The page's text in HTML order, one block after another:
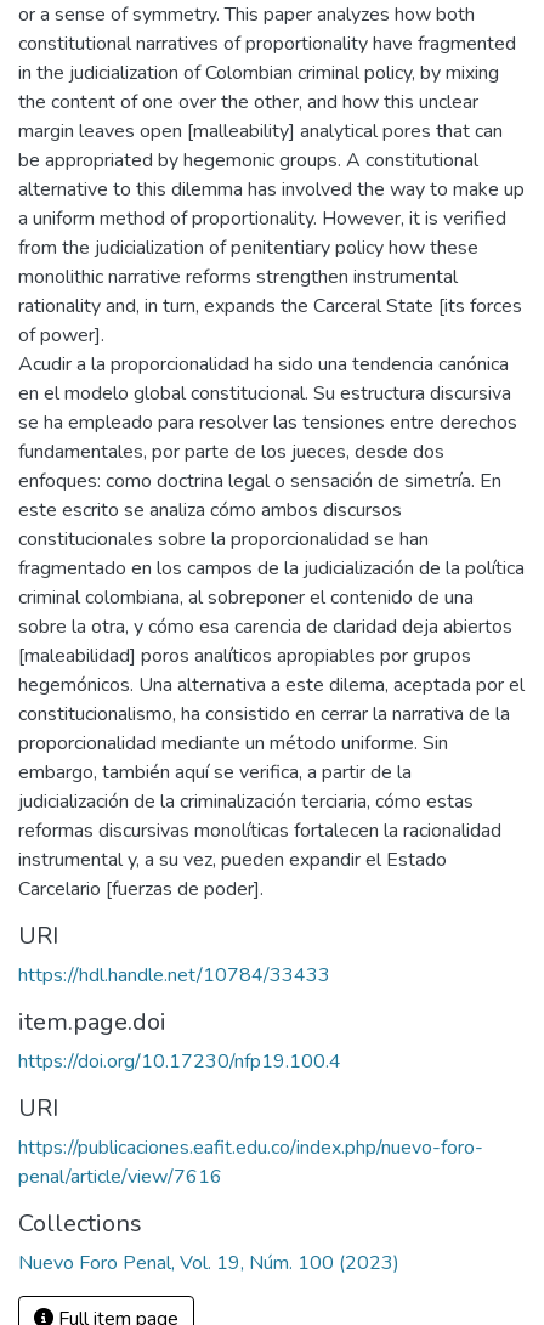
or a sense of symmetry. This paper analyzes how both
constitutional narratives of proportionality have fragmented
in the judicialization of Colombian criminal policy, by mixing
the content of one over the other, and how this unclear
margin leaves open [malleability] analytical pores that can
be appropriated by hegemonic groups. A constitutional
alternative to this dilemma has involved the way to make up
a uniform method of proportionality. However, it is verified
from the judicialization of penitentiary policy how these
monolithic narrative reforms strengthen instrumental
rationality and, in turn, expands the Carceral State [its forces
of power].
Acudir a la proporcionalidad ha sido una tendencia canónica
en el modelo global constitucional. Su estructura discursiva
se ha empleado para resolver las tensiones entre derechos
fundamentales, por parte de los jueces, desde dos
enfoques: como doctrina legal o sensación de simetría. En
este escrito se analiza cómo ambos discursos
constitucionales sobre la proporcionalidad se han
fragmentado en los campos de la judicialización de la política
criminal colombiana, al sobreponer el contenido de una
sobre la otra, y cómo esa carencia de claridad deja abiertos
[maleabilidad] poros analíticos apropiables por grupos
hegemónicos. Una alternativa a este dilema, aceptada por el
constitucionalismo, ha consistido en cerrar la narrativa de la
proporcionalidad mediante un método uniforme. Sin
embargo, también aquí se verifica, a partir de la
judicialización de la criminalización terciaria, cómo estas
reformas discursivas monolíticas fortalecen la racionalidad
instrumental y, a su vez, pueden expandir el Estado
Carcelario [fuerzas de poder].
URI
https://hdl.handle.net/10784/33433
item.page.doi
https://doi.org/10.17230/nfp19.100.4
URI
https://publicaciones.eafit.edu.co/index.php/nuevo-foro-
penal/article/view/7616
Collections
Nuevo Foro Penal, Vol. 19, Núm. 100 (2023)
Full item page